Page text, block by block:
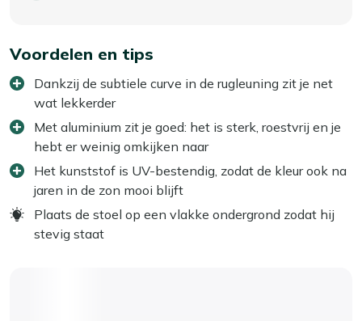
Voordelen en tips
Dankzij de subtiele curve in de rugleuning zit je net
wat lekkerder
Met aluminium zit je goed: het is sterk, roestvrij en je
hebt er weinig omkijken naar
Het kunststof is UV-bestendig, zodat de kleur ook na
jaren in de zon mooi blijft
Plaats de stoel op een vlakke ondergrond zodat hij
stevig staat